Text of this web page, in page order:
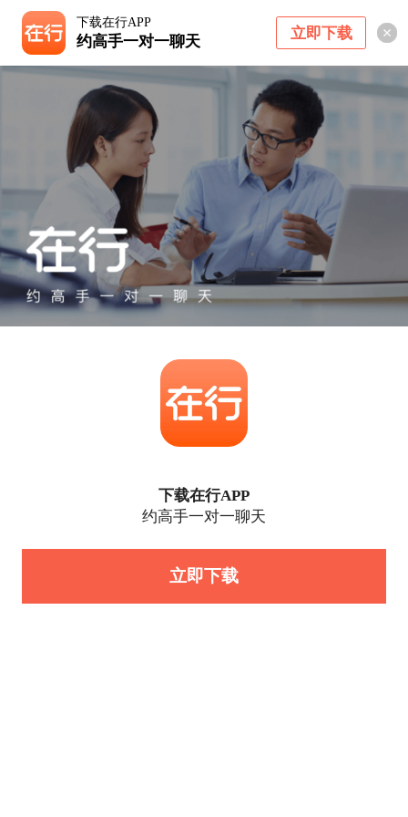
下载在行APP
约高手一对一聊天 立即下载
下载在行APP
约高手一对一聊天
立即下载